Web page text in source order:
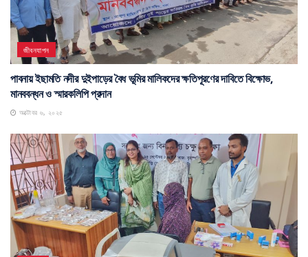
জীবনযাপন
পাবনায় ইছামতি নদীর দুইপাড়ের বৈধ ভূমির মালিকদের ক্ষতিপূরণের দাবিতে বিক্ষোভ,
মানববন্ধন ও স্মারকলিপি প্রদান
অক্টোবর ৬, ২০২৫